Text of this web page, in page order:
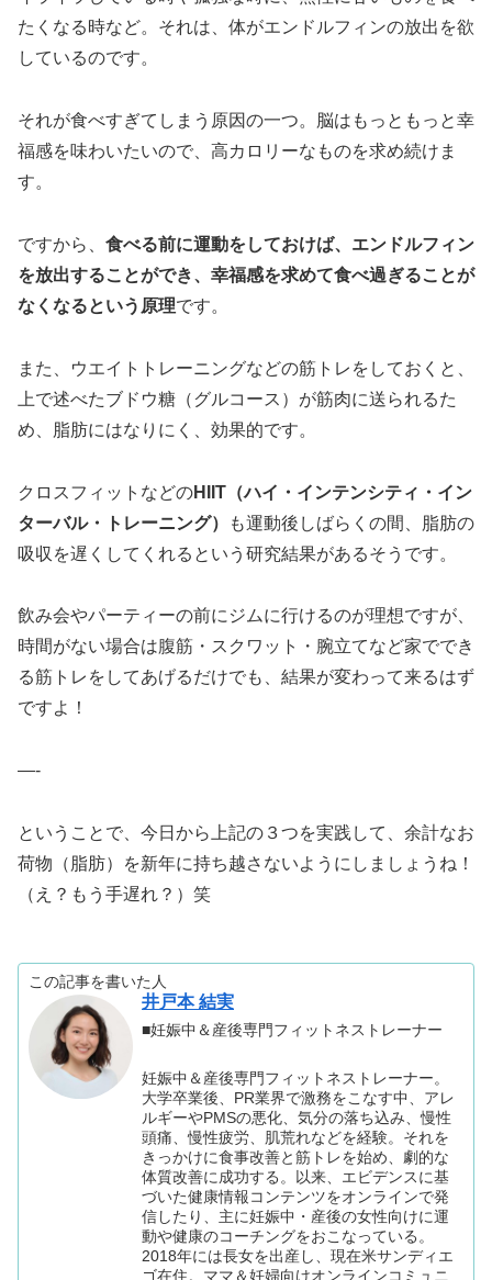
たくなる時など。それは、体がエンドルフィンの放出を欲
しているのです。
それが食べすぎてしまう原因の一つ。脳はもっともっと幸
福感を味わいたいので、高カロリーなものを求め続けま
す。
ですから、 食べる前に運動をしておけば、エンドルフィン
を放出することができ、幸福感を求めて食べ過ぎることが
なくなるという原理です。
また、ウエイトトレーニングなどの筋トレをしておくと、
上で述べたブドウ糖（グルコース）が筋肉に送られるた
め、脂肪にはなりにく、効果的です。
クロスフィットなどのHIIT（ハイ・インテンシティ・イン
ターバル・トレーニング）
も運動後しばらくの間、脂肪の
吸収を遅くしてくれるという研究結果があるそうです。
飲み会やパーティーの前にジムに行けるのが理想ですが、
時間がない場合は腹筋・スクワット・腕立てなど家ででき
る筋トレをしてあげるだけでも、結果が変わって来るはず
ですよ！
—-
ということで、今日から上記の３つを実践して、余計なお
荷物（脂肪）を新年に持ち越さないようにしましょうね！
（え？もう手遅れ？）笑
この記事を書いた人
井戸本 結実
■妊娠中＆産後専門フィットネストレーナー
妊娠中＆産後専門フィットネストレーナー。
大学卒業後、PR業界で激務をこなす中、アレ
ルギーやPMSの悪化、気分の落ち込み、慢性
頭痛、慢性疲労、肌荒れなどを経験。それを
きっかけに食事改善と筋トレを始め、劇的な
体質改善に成功する。以来、エビデンスに基
づいた健康情報コンテンツをオンラインで発
信したり、主に妊娠中・産後の女性向けに運
動や健康のコーチングをおこなっている。
2018年には長女を出産し、現在米サンディエ
ゴ在住。ママ＆妊婦向けオンラインコミュニ